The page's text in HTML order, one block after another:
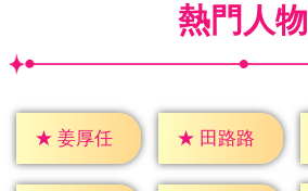
熱門人物
★ 姜厚任 ★ 田路路